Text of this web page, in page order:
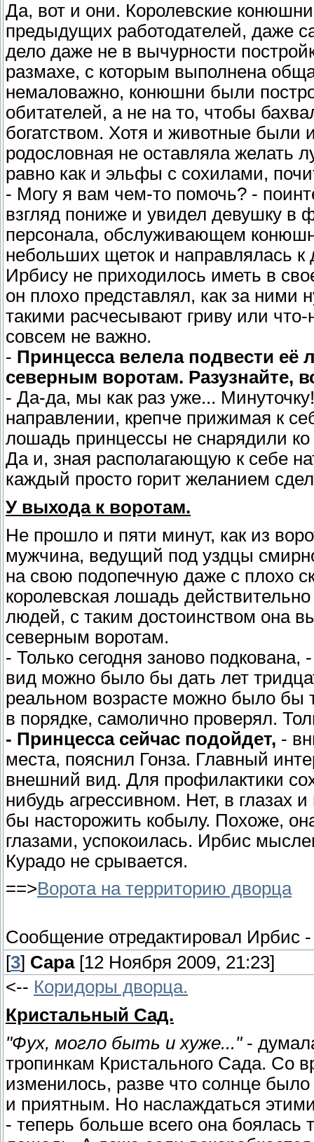
Да, вот и они. Королевские
предыдущих работодателей, даже
дело даже не в вычурности
размахе, с которым выполнена
немаловажно, конюшни были
обитателей, а не на то, чтобы
богатством. Хотя и животные были
родословная не оставляла желать
равно как и эльфы с сохилами,
- Могу я вам чем-то помочь? -
взгляд пониже и увидел девушку в
персонала, обслуживающем
небольших щеток и направлялась
Ирбису не приходилось иметь в
он плохо представлял, как за ними
такими расчесывают гриву или
совсем не важно.
- Принцесса велела подвести её
северным воротам. Разузнайте,
- Да-да, мы как раз уже...
направлении, крепче прижимая к
лошадь принцессы не снарядили
Да и, зная располагающую к себе
каждый просто горит желанием
У выхода к воротам.
Не прошло и пяти минут, как из
мужчина, ведущий под уздцы
на свою подопечную даже с плохо
королевская лошадь
людей, с таким достоинством она
северным воротам.
- Только сегодня заново
вид можно было бы дать лет
реальном возрасте можно было бы
в порядке, самолично проверял.
- Принцесса сейчас подойдет, -
места, пояснил Гонза. Главный
внешний вид. Для профилактики
нибудь агрессивном. Нет, в глазах
бы насторожить кобылу. Похоже,
глазами, успокоилась. Ирбис
Курадо не срывается.
==>Ворота на территорию дворца
Сообщение отредактировал Ирбис
[3] Сара[12 Ноября 2009, 21:23]
<-- Коридоры дворца.
Кристальный Сад.
"Фух, могло быть и хуже..."-
тропинкам Кристального Сада. Со
изменилось, разве что солнце
и приятным. Но наслаждаться
- теперь больше всего она боялась